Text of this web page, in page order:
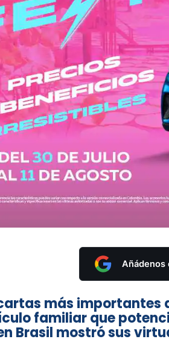
Añádenos
más importantes
familiar que
Brasil mostró sus